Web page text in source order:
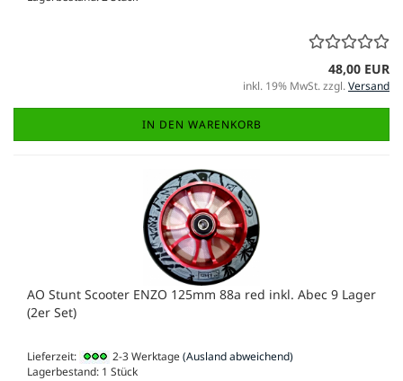
48,00 EUR
inkl. 19% MwSt. zzgl.Versand
IN DEN WARENKORB
AO Stunt Scooter ENZO 125mm 88a red inkl. Abec 9 Lager
(2er Set)
Lieferzeit: 2-3 Werktage(Ausland abweichend)
Lagerbestand: 1 Stück